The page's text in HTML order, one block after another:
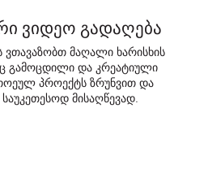
ვიდეო გადაღება
ვთავაზობთ მაღალი ხარისხის
გამოცდილი და კრეატიული
პროექტს ზრუნვით და
საუკეთესოდ მისაღწევად.